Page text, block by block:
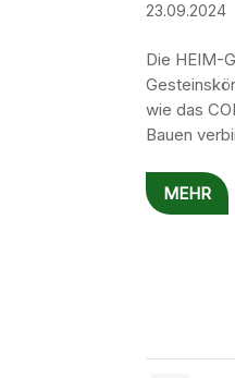
23.09.2024
Die HEIM-
wie das
Bauen
MEHR